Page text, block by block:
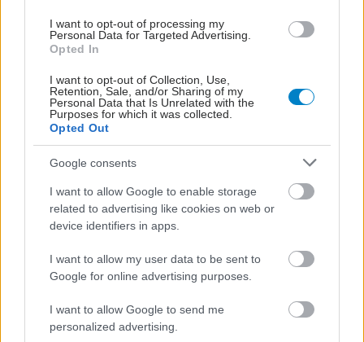
I want to opt-out of processing my
Personal Data for Targeted Advertising.
Opted In
I want to opt-out of Collection, Use,
Retention, Sale, and/or Sharing of my
Personal Data that Is Unrelated with the
Purposes for which it was collected.
Opted Out
Google consents
I want to allow Google to enable storage
related to advertising like cookies on web or
device identifiers in apps.
I want to allow my user data to be sent to
Google for online advertising purposes.
I want to allow Google to send me
personalized advertising.
Οστεοαρθρίτιδα
γόνατος: Προστατεύουν
όλα τα είδη άσκησης;
Οστεοαρθρίτιδα και
αρθροπλαστική ισχίου:
Ποιες είναι οι κύριες